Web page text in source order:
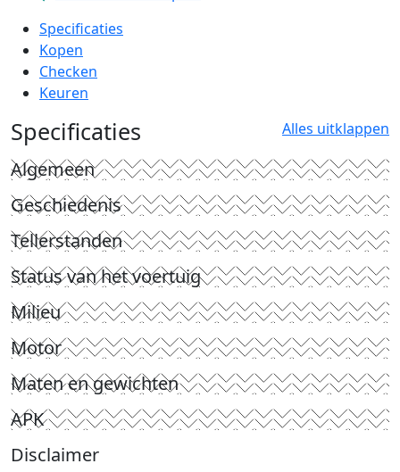
Specificaties
Kopen
Checken
Keuren
Specificaties Alles uitklappen
Algemeen
Geschiedenis
Tellerstanden
Status van het voertuig
Milieu
Motor
Maten en gewichten
APK
Disclaimer